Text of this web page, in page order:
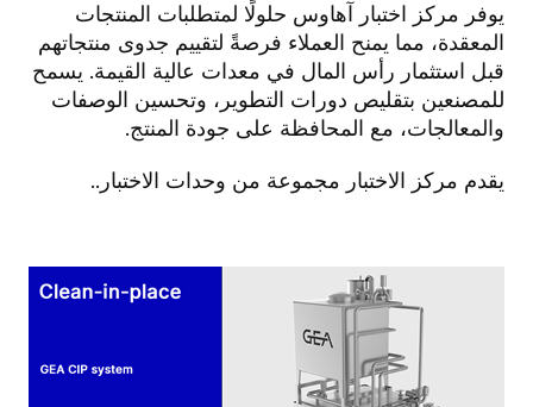
يوفر مركز اختبار آهاوس حلولًا لمتطلبات المنتجات
المعقدة، مما يمنح العملاء فرصةً لتقييم جدوى منتجاتهم
قبل استثمار رأس المال في معدات عالية القيمة. يسمح
للمصنعين بتقليص دورات التطوير، وتحسين الوصفات
والمعالجات، مع المحافظة على جودة المنتج.
يقدم مركز الاختبار مجموعة من وحدات الاختبار..